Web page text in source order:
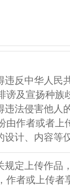
反中华人民
谤及宣扬种族
法侵害他人
由作者或者上
计、内容等
定上传作品
作者或上传者